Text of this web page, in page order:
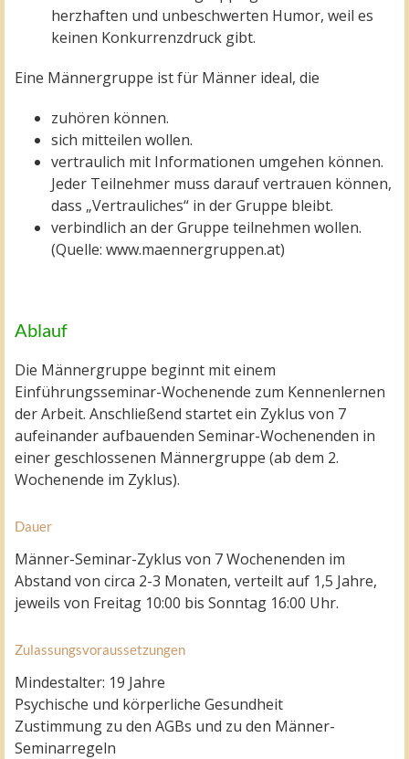
herzhaften und unbeschwerten Humor, weil es
keinen Konkurrenzdruck gibt.
Eine Männergruppe ist für Männer ideal, die
zuhören können.
sich mitteilen wollen.
vertraulich mit Informationen umgehen können.
Jeder Teilnehmer muss darauf vertrauen können,
dass „Vertrauliches“ in der Gruppe bleibt.
verbindlich an der Gruppe teilnehmen wollen.
(Quelle: www.maennergruppen.at)
Ablauf
Die Männergruppe beginnt mit einem
Einführungsseminar-Wochenende zum Kennenlernen
der Arbeit. Anschließend startet ein Zyklus von 7
aufeinander aufbauenden Seminar-Wochenenden in
einer geschlossenen Männergruppe (ab dem 2.
Wochenende im Zyklus).
Dauer
Männer-Seminar-Zyklus von 7 Wochenenden im
Abstand von circa 2-3 Monaten, verteilt auf 1,5 Jahre,
jeweils von Freitag 10:00 bis Sonntag 16:00 Uhr.
Zulassungsvoraussetzungen
Mindestalter: 19 Jahre
Psychische und körperliche Gesundheit
Zustimmung zu den AGBs und zu den Männer-
Seminarregeln